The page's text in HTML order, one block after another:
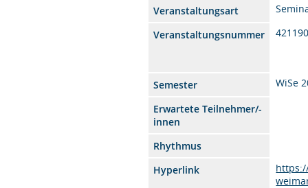
Veranstaltungsart
Veranstaltungsnummer
Semester
WiSe
Erwartete Teilnehmer/-
innen
Rhythmus
Hyperlink